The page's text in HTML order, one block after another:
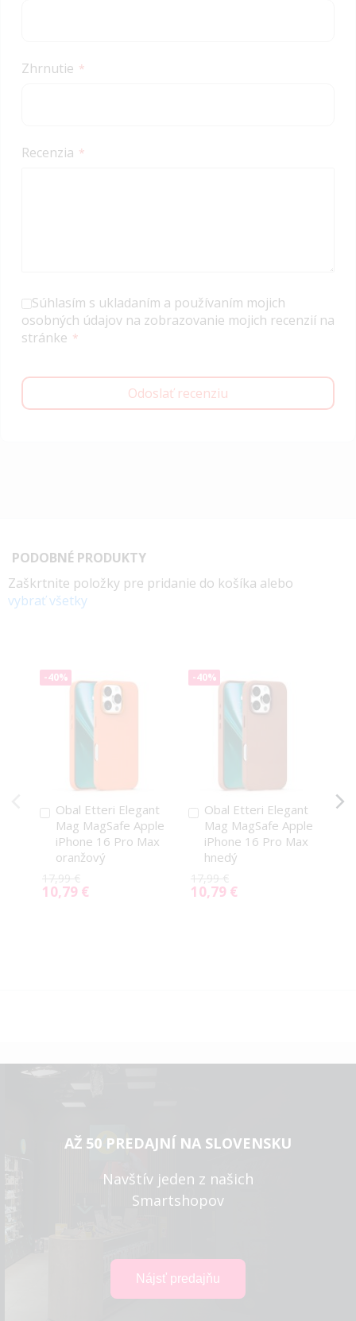
Zhrnutie
Recenzia
Súhlasím s ukladaním a používaním mojich
osobných údajov na zobrazovanie mojich recenzií na
stránke
Odoslať recenziu
PODOBNÉ PRODUKTY
Zaškrtnite položky pre pridanie do košíka alebo
vybrať všetky
-40%
Obal Etteri Elegant
Mag MagSafe Apple
iPhone 16 Pro Max
oranžový
17,99 €
Special
10,79 €
Pridať
do
košíka
-40%
Obal Etteri Elegant
Mag MagSafe Apple
iPhone 16 Pro Max
hnedý
17,99 €
Special
10,79 €
Pridať
do
košíka
AŽ 50 PREDAJNÍ NA SLOVENSKU
Navštív jeden z našich
Smartshopov